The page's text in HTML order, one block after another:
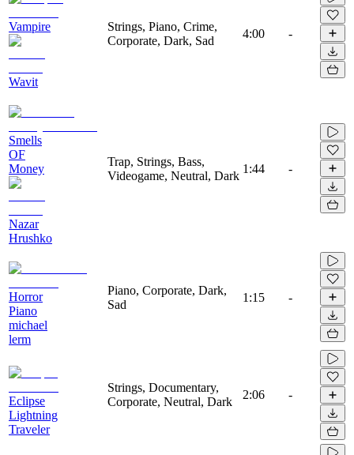
Vampire
Wavit
Strings, Piano, Crime,
Corporate, Dark, Sad
4:00 -
Smells
OF
Money
Nazar
Hrushko
Trap, Strings, Bass,
Videogame, Neutral, Dark
1:44 -
Horror
Piano
michael
lerm
Piano, Corporate, Dark,
Sad
1:15 -
Eclipse
Lightning
Traveler
Strings, Documentary,
Corporate, Neutral, Dark
2:06 -